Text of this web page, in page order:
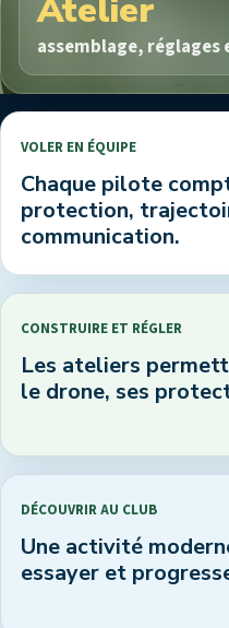
Atelier
assemblage,
VOLER EN ÉQUIPE
Chaque pilote
protection,
communication.
CONSTRUIRE ET RÉGLER
Les ateliers
le drone, ses
DÉCOUVRIR AU CLUB
Une activité
essayer et